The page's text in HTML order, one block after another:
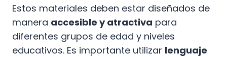
Estos materiales deben estar diseñados de
manera accesible y atractiva para
diferentes grupos de edad y niveles
educativos. Es importante utilizar lenguaje